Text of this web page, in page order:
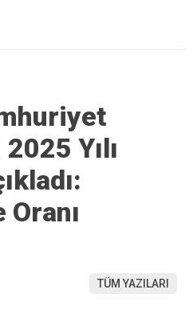
2025 Yılı
TÜM YAZILARI